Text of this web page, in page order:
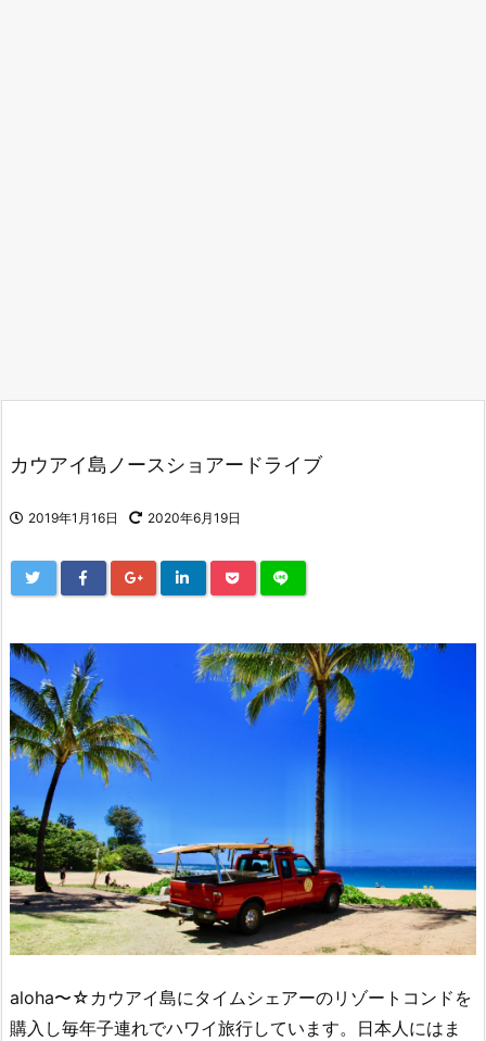
カウアイ島ノースショアードライブ
2019年1月16日 2020年6月19日
aloha〜☆カウアイ島にタイムシェアーのリゾートコンドを
購入し毎年子連れでハワイ旅行しています。日本人にはま